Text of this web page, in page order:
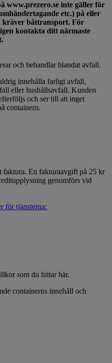
www.prezero.se inte gäller för
etc.) på eller
kräver båttransport. För
kontakta ditt närmaste
och behandlar blandat avfall.
innehålla farligt avfall,
eller hushållsavfall. Kunden
och ser till att inget
containern.
En fakturaavgift på 25 kr
genomförs vid
för tjänsterna:
som du hittar här.
containerns innehåll och